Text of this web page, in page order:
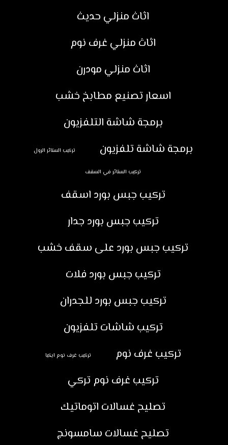
اثاث منزلي حديث
اثاث منزلي غرف نوم
اثاث منزلي مودرن
اسعار تصنيع مطابخ خشب
برمجة شاشة التلفزيون
برمجة شاشة تلفزيون
تركيب الستائر الرول
تركيب الستائر في السقف
تركيب جبس بورد اسقف
تركيب جبس بورد جدار
تركيب جبس بورد على سقف خشب
تركيب جبس بورد فلات
تركيب جبس بورد للجدران
تركيب شاشات تلفزيون
تركيب غرف نوم
تركيب غرف نوم ايكيا
تركيب غرف نوم تركي
تصليح غسالات اتوماتيك
تصليح غسالات سامسونج